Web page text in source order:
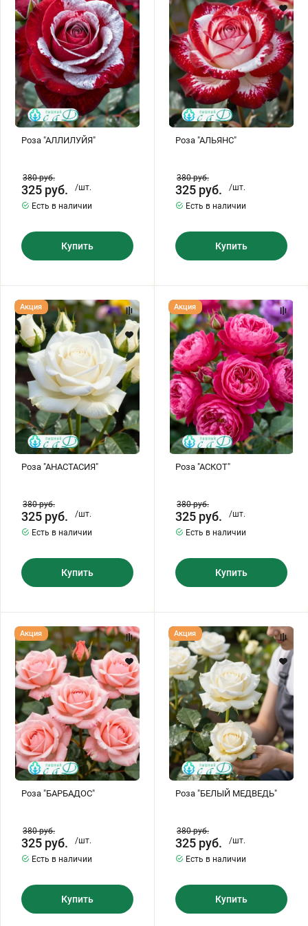
Хризантемы саженцы
Зелень и пряные травы
Роза "АЛЛИЛУЙЯ"
380руб.
325 руб.
/шт.
Есть в наличии
Купить
Роза "АЛЬЯНС"
380руб.
325 руб.
/шт.
Есть в наличии
Купить
Роза
"АНАСТАСИЯ"
Роза "АНАСТАСИЯ"
Акция
380руб.
325 руб.
/шт.
Есть в наличии
Купить
Роза
"АСКОТ"
Роза "АСКОТ"
Акция
380руб.
325 руб.
/шт.
Есть в наличии
Купить
Роза
"БАРБАДОС"
Роза "БАРБАДОС"
Акция
380руб.
325 руб.
/шт.
Есть в наличии
Купить
Роза
"БЕЛЫЙ
МЕДВЕДЬ"
Роза "БЕЛЫЙ МЕДВЕДЬ"
Акция
380руб.
325 руб.
/шт.
Есть в наличии
Купить